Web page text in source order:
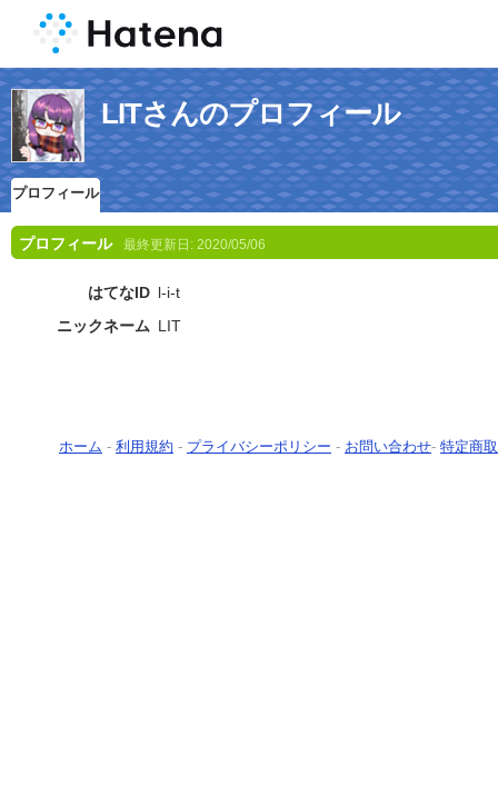
LITさんのプロフィール
プロフィール
プロフィール 最終更新日: 2020/05/06
はてなID l-i-t
ニックネーム LIT
ホーム - 利用規約 - プライバシーポリシー - お問い合わせ- 特定商